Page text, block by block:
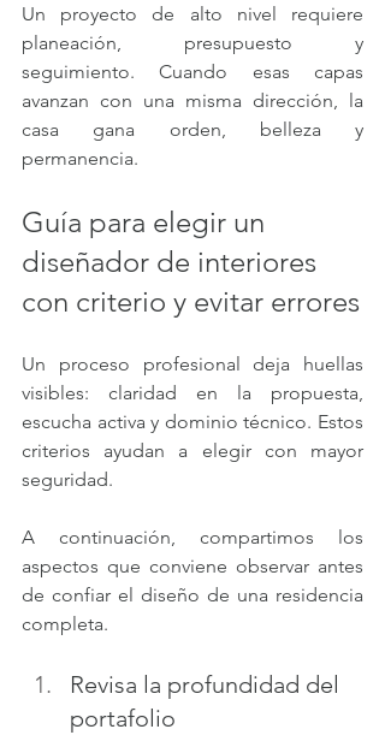
Un proyecto de alto nivel requiere
planeación, presupuesto y
seguimiento. Cuando esas capas
avanzan con una misma dirección, la
casa gana orden, belleza y
permanencia.
Guía para elegir un
diseñador de interiores
con criterio y evitar errores
Un proceso profesional deja huellas
visibles: claridad en la propuesta,
escucha activa y dominio técnico. Estos
criterios ayudan a elegir con mayor
seguridad.
A continuación, compartimos los
aspectos que conviene observar antes
de confiar el diseño de una residencia
completa.
Revisa la profundidad del
portafolio